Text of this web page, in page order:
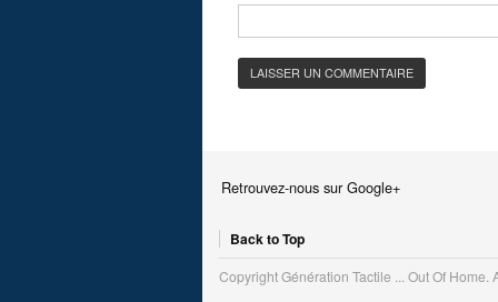
Retrouvez-nous sur Google+
Back to Top
Copyright Génération Tactile ... Out Of Home.